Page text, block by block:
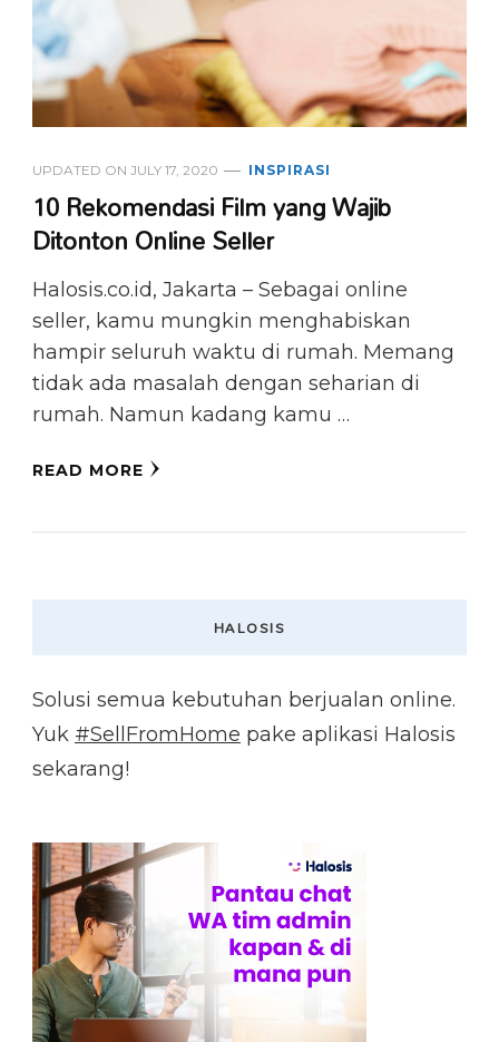
UPDATED ON JULY 17, 2020 INSPIRASI
10 Rekomendasi Film yang Wajib
Ditonton Online Seller
Halosis.co.id, Jakarta – Sebagai online
seller, kamu mungkin menghabiskan
hampir seluruh waktu di rumah. Memang
tidak ada masalah dengan seharian di
rumah. Namun kadang kamu …
READ MORE
HALOSIS
Solusi semua kebutuhan berjualan online.
Yuk #SellFromHome pake aplikasi Halosis
sekarang!